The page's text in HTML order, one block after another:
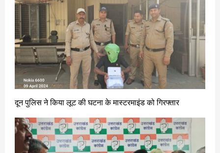
दून पुलिस ने किया लूट की घटना के मास्टरमाइंड को गिरफ्तार